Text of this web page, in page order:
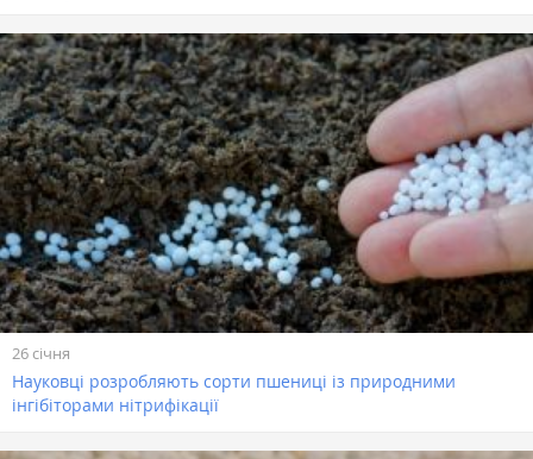
26 січня
Науковці розробляють сорти пшениці із природними
інгібіторами нітрифікації